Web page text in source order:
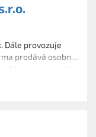
Dále provozuje
prodává osobní,
pneumatiky.